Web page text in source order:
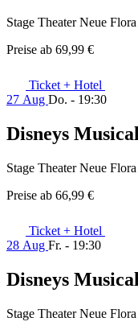
Stage Theater Neue
Preise ab 69,99 €
Ticket + Hotel
27 Aug Do. - 19:30
Disneys
Stage Theater Neue
Preise ab 66,99 €
Ticket + Hotel
28 Aug Fr. - 19:30
Disneys
Stage Theater Neue